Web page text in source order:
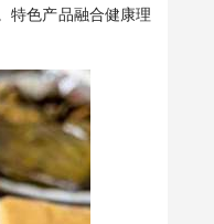
特色产品融合健康理